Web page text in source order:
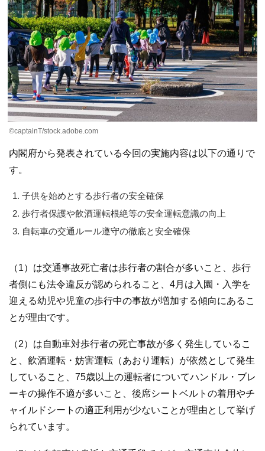
©︎captainT/stock.adobe.com
内閣府から発表されている今回の実施内容は以下の通りで
す。
子供を始めとする歩行者の安全確保
歩行者保護や飲酒運転根絶等の安全運転意識の向上
自転車の交通ルール遵守の徹底と安全確保
（1）は交通事故死亡者は歩行者の割合が多いこと、歩行
者側にも法令違反が認められること、4月は入園・入学を
迎える幼児や児童の歩行中の事故が増加する傾向にあるこ
とが理由です。
（2）は自動車対歩行者の死亡事故が多く発生しているこ
と、飲酒運転・妨害運転（あおり運転）が依然として発生
していること、75歳以上の運転者についてハンドル・ブレ
ーキの操作不適が多いこと、後席シートベルトの着用やチ
ャイルドシートの適正利用が少ないことが理由として挙げ
られています。